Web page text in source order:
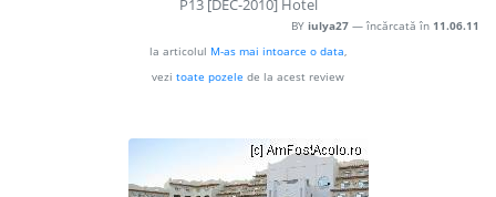
P13 [DEC-2010] Hotel
BY iulya27 — încărcată în 11.06.11
la articolul M-as mai intoarce o data,
vezi toate pozele de la acest review